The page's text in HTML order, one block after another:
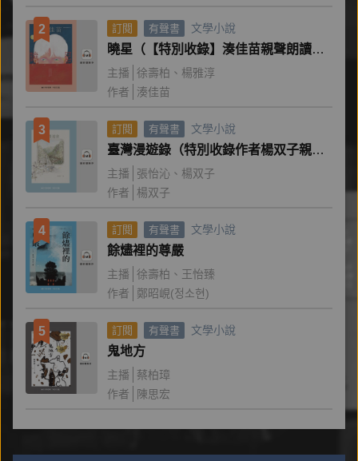
2 訂閱 有聲書 文學小說
曉星（【特別收錄】湊佳苗親聲朗讀＆創作動機）
主播 徐壽柏
楊雅淳
作者
湊佳苗
3 訂閱 有聲書 文學小說
臺灣漫遊錄（特別收錄作者楊双子親唸〈後記〉）
主播 張怡沁
楊双子
作者
楊双子
4 訂閱 有聲書 文學小說
餘燼裡的尊嚴
主播 徐壽柏
王怡臻
作者
鄭昭峴(정소현)
5 訂閱 有聲書 文學小說
鬼地方
主播
蔡柏璋
作者
陳思宏